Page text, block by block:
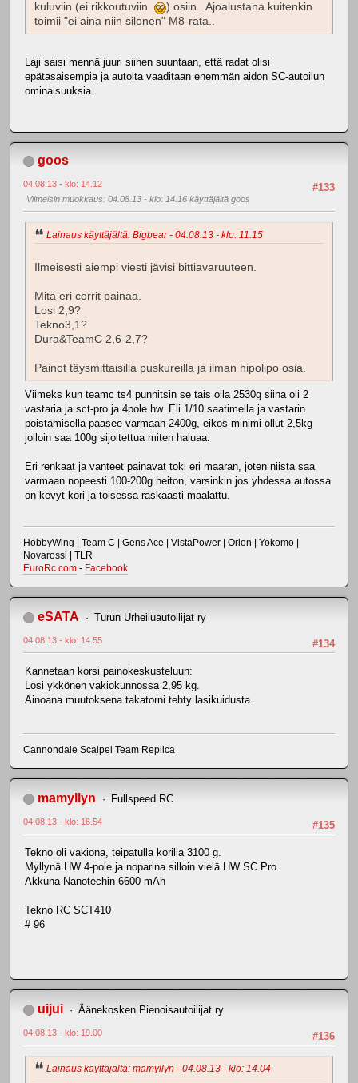
kuluviin (ei rikkoutuviin
) osiin.. Ajoalustana kuitenkin
toimii "ei aina niin silonen" M8-rata..
Laji saisi mennä juuri siihen suuntaan, että radat olisi
epätasaisempia ja autolta vaaditaan enemmän aidon SC-autoilun
ominaisuuksia.
goos
#133
04.08.13 - klo: 14.12
Viimeisin muokkaus: 04.08.13 - klo: 14.16 käyttäjältä goos
Lainaus käyttäjältä: Bigbear - 04.08.13 - klo: 11.15
Ilmeisesti aiempi viesti jävisi bittiavaruuteen.
Mitä eri corrit painaa.
Losi 2,9?
Tekno3,1?
Dura&TeamC 2,6-2,7?
Painot täysmittaisilla puskureilla ja ilman hipolipo osia.
Viimeks kun teamc ts4 punnitsin se tais olla 2530g siina oli 2
vastaria ja sct-pro ja 4pole hw. Eli 1/10 saatimella ja vastarin
poistamisella paasee varmaan 2400g, eikos minimi ollut 2,5kg
jolloin saa 100g sijoitettua miten haluaa.
Eri renkaat ja vanteet painavat toki eri maaran, joten niista saa
varmaan nopeesti 100-200g heiton, varsinkin jos yhdessa autossa
on kevyt kori ja toisessa raskaasti maalattu.
HobbyWing | Team C | Gens Ace | VistaPower | Orion | Yokomo |
Novarossi | TLR
EuroRc.com - Facebook
eSATA Turun Urheiluautoilijat ry
#134
04.08.13 - klo: 14.55
Kannetaan korsi painokeskusteluun:
Losi ykkönen vakiokunnossa 2,95 kg.
Ainoana muutoksena takatorni tehty lasikuidusta.
Cannondale Scalpel Team Replica
mamyllyn Fullspeed RC
#135
04.08.13 - klo: 16.54
Tekno oli vakiona, teipatulla korilla 3100 g.
Myllynä HW 4-pole ja noparina silloin vielä HW SC Pro.
Akkuna Nanotechin 6600 mAh
Tekno RC SCT410
# 96
uijui Äänekosken Pienoisautoilijat ry
#136
04.08.13 - klo: 19.00
Lainaus käyttäjältä: mamyllyn - 04.08.13 - klo: 14.04